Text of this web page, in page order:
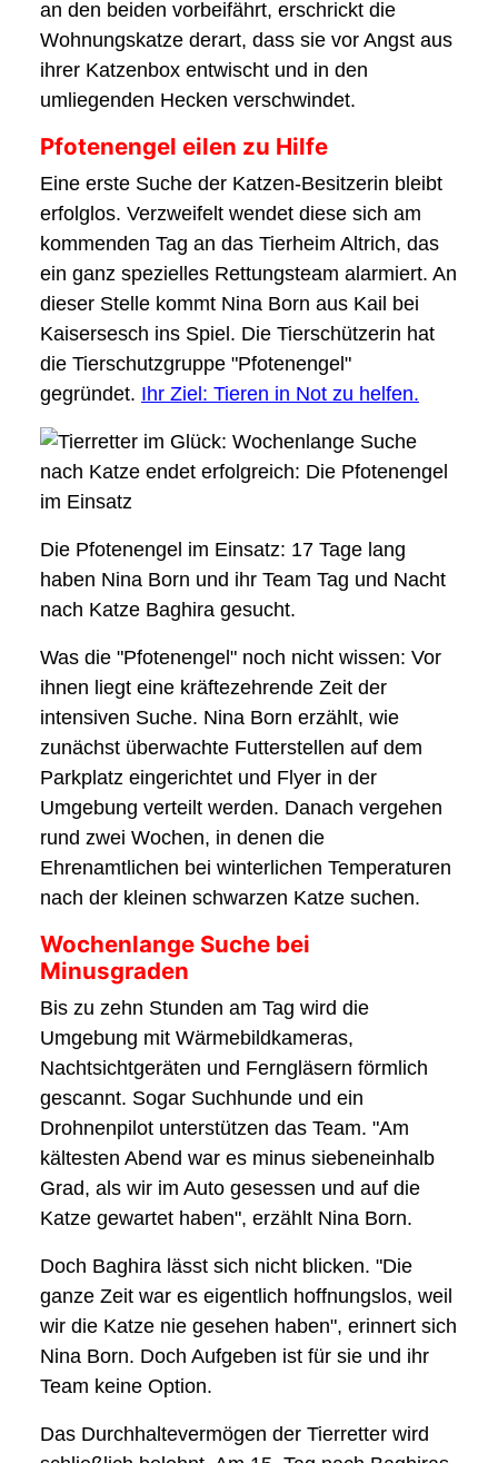
an den beiden vorbeifährt, erschrickt die
Wohnungskatze derart, dass sie vor Angst aus
ihrer Katzenbox entwischt und in den
umliegenden Hecken verschwindet.
Pfotenengel eilen zu Hilfe
Eine erste Suche der Katzen-Besitzerin bleibt
erfolglos. Verzweifelt wendet diese sich am
kommenden Tag an das Tierheim Altrich, das
ein ganz spezielles Rettungsteam alarmiert. An
dieser Stelle kommt Nina Born aus Kail bei
Kaisersesch ins Spiel. Die Tierschützerin hat
die Tierschutzgruppe "Pfotenengel"
gegründet. Ihr Ziel: Tieren in Not zu helfen.
Die Pfotenengel im Einsatz: 17 Tage lang
haben Nina Born und ihr Team Tag und Nacht
nach Katze Baghira gesucht.
Was die "Pfotenengel" noch nicht wissen: Vor
ihnen liegt eine kräftezehrende Zeit der
intensiven Suche. Nina Born erzählt, wie
zunächst überwachte Futterstellen auf dem
Parkplatz eingerichtet und Flyer in der
Umgebung verteilt werden. Danach vergehen
rund zwei Wochen, in denen die
Ehrenamtlichen bei winterlichen Temperaturen
nach der kleinen schwarzen Katze suchen.
Wochenlange Suche bei
Minusgraden
Bis zu zehn Stunden am Tag wird die
Umgebung mit Wärmebildkameras,
Nachtsichtgeräten und Ferngläsern förmlich
gescannt. Sogar Suchhunde und ein
Drohnenpilot unterstützen das Team. "Am
kältesten Abend war es minus siebeneinhalb
Grad, als wir im Auto gesessen und auf die
Katze gewartet haben", erzählt Nina Born.
Doch Baghira lässt sich nicht blicken. "Die
ganze Zeit war es eigentlich hoffnungslos, weil
wir die Katze nie gesehen haben", erinnert sich
Nina Born. Doch Aufgeben ist für sie und ihr
Team keine Option.
Das Durchhaltevermögen der Tierretter wird